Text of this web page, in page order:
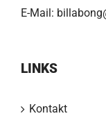
E-Mail:
LINKS
Kontakt